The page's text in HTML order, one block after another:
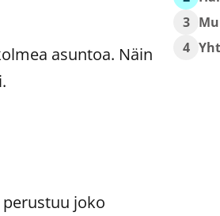
asuntoa. Näin
joko
3
4